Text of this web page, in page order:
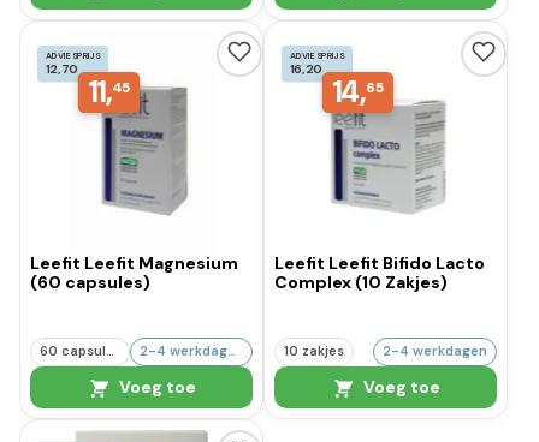
ADVIESPRIJS
12,70
11,45
Leefit Leefit Magnesium
(60 capsules)
60 capsules 2-4 werkdagen
Voeg toe
ADVIESPRIJS
16,20
14,65
Leefit Leefit Bifido Lacto
Complex (10 Zakjes)
10 zakjes 2-4 werkdagen
Voeg toe